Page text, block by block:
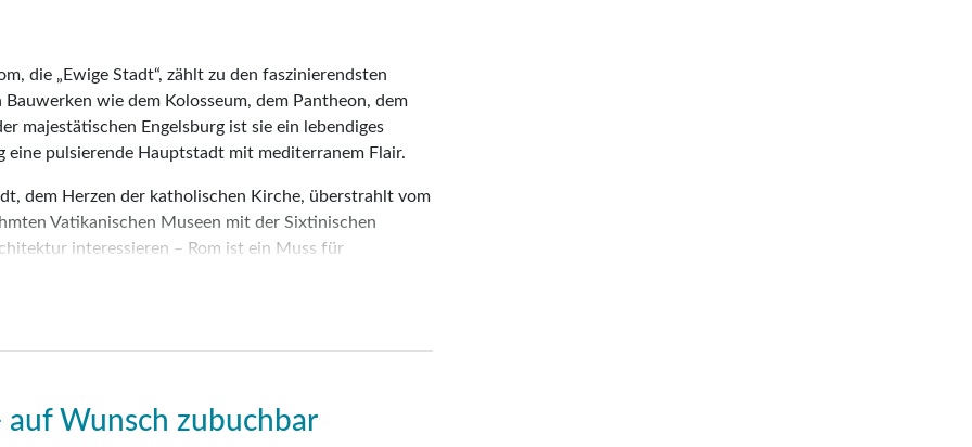
die „Ewige Stadt“, zählt zu den faszinierendsten
wie dem Kolosseum, dem Pantheon, dem
majestätischen Engelsburg ist sie ein lebendiges
pulsierende Hauptstadt mit mediterranem Flair.
dem Herzen der katholischen Kirche, überstrahlt vom
Vatikanischen Museen mit der Sixtinischen
interessieren – Rom ist ein Muss für
auf Wunsch zubuchbar